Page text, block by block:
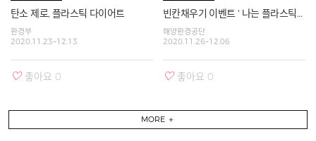
탄소 제로, 플라스틱 다이어트
환경부
2020.11.23~12.13
좋아요 0
빈칸채우기 이벤트 ' 나는 플라스틱을 줄이기 위해 ()했어!'
해양환경공단
2020.11.26~12.06
좋아요 0
MORE ＋